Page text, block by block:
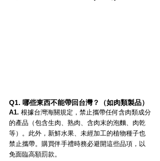
Q1. 哪些東西不能帶回台灣？（如肉類製品）
A1. 根據台灣海關規定，禁止攜帶任何含肉類成分
的產品（包含生肉、熟肉、含肉末的泡麵、肉乾
等）。此外，新鮮水果、未經加工的植物種子也
禁止攜帶。購買伴手禮時務必避開這些品項，以
免面臨高額罰款。